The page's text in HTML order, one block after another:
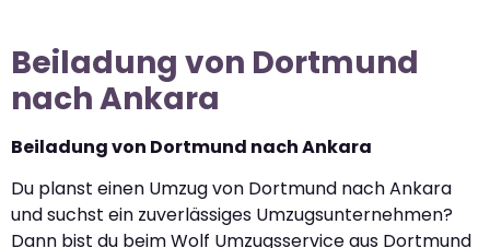
Beiladung von Dortmund
nach Ankara
Beiladung von Dortmund nach Ankara
Du planst einen Umzug von Dortmund nach Ankara
und suchst ein zuverlässiges Umzugsunternehmen?
Dann bist du beim Wolf Umzugsservice aus Dortmund